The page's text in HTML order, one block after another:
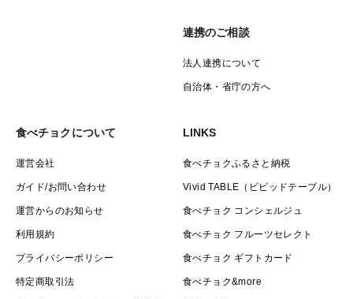
連携のご相談
法人連携について
自治体・省庁の方へ
食べチョクについて
運営会社
ガイド/お問い合わせ
運営からのお知らせ
利用規約
プライバシーポリシー
特定商取引法
LINKS
食べチョクふるさと納税
Vivid TABLE（ビビッドテーブル）
食べチョク コンシェルジュ
食べチョク フルーツセレクト
食べチョク ギフトカード
食べチョク&more